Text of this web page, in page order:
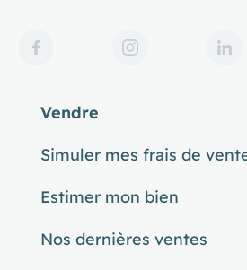
Vendre
Simuler mes frais de
Estimer mon bien
Nos dernières ventes